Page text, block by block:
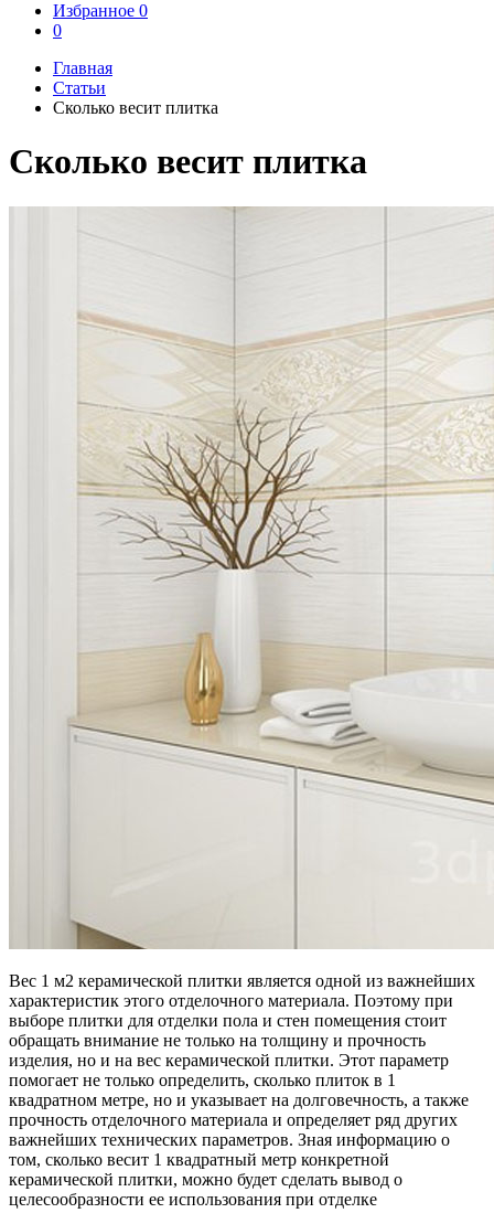
Избранное 0
0
Главная
Статьи
Сколько весит плитка
Сколько весит плитка
Вес 1 м2 керамической плитки является одной из важнейших
характеристик этого отделочного материала. Поэтому при
выборе плитки для отделки пола и стен помещения стоит
обращать внимание не только на толщину и прочность
изделия, но и на вес керамической плитки. Этот параметр
помогает не только определить, сколько плиток в 1
квадратном метре, но и указывает на долговечность, а также
прочность отделочного материала и определяет ряд других
важнейших технических параметров. Зная информацию о
том, сколько весит 1 квадратный метр конкретной
керамической плитки, можно будет сделать вывод о
целесообразности ее использования при отделке